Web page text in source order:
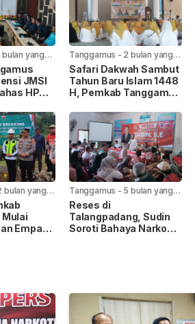
bulan yang
JMSI
HPN
JMSI
Tanggamus - 2 bulan yang
lalu
Safari Dakwah Sambut
Tahun Baru Islam 1448
H, Pemkab Tanggamus
Perkuat Keimanan
bulan yang
Empat
Tanggamus - 5 bulan yang
lalu
Reses di
Talangpadang, Sudin
Soroti Bahaya Narkoba